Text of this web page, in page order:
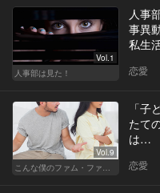
Vol.1
人事部は見た！
人事
事異
私生
恋愛
Vol.9
こんな僕のファム・ファタル
「子
たて
は…
恋愛